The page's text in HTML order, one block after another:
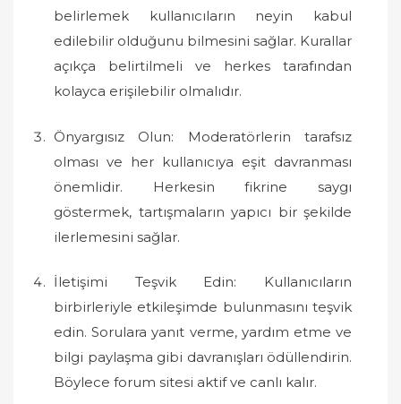
belirlemek kullanıcıların neyin kabul
edilebilir olduğunu bilmesini sağlar. Kurallar
açıkça belirtilmeli ve herkes tarafından
kolayca erişilebilir olmalıdır.
Önyargısız Olun: Moderatörlerin tarafsız
olması ve her kullanıcıya eşit davranması
önemlidir. Herkesin fikrine saygı
göstermek, tartışmaların yapıcı bir şekilde
ilerlemesini sağlar.
İletişimi Teşvik Edin: Kullanıcıların
birbirleriyle etkileşimde bulunmasını teşvik
edin. Sorulara yanıt verme, yardım etme ve
bilgi paylaşma gibi davranışları ödüllendirin.
Böylece forum sitesi aktif ve canlı kalır.